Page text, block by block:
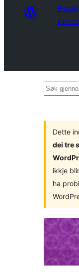
Plugin
Søk
Dette
dei tre
ikkje
ha